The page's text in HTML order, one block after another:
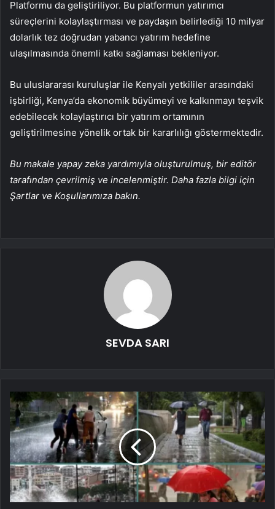
Platformu da geliştiriliyor. Bu platformun yatırımcı
süreçlerini kolaylaştırması ve paydaşın belirlediği 10 milyar
dolarlık tez doğrudan yabancı yatırım hedefine
ulaşılmasında önemli katkı sağlaması bekleniyor.
Bu uluslararası kuruluşlar ile Kenyalı yetkililer arasındaki
işbirliği, Kenya’da ekonomik büyümeyi ve kalkınmayı teşvik
edebilecek kolaylaştırıcı bir yatırım ortamının
geliştirilmesine yönelik ortak bir kararlılığı göstermektedir.
Bu makale yapay zeka yardımıyla oluşturulmuş, bir editör
tarafından çevrilmiş ve incelenmiştir. Daha fazla bilgi için
Şartlar ve Koşullarımıza bakın.
SEVDA SARI